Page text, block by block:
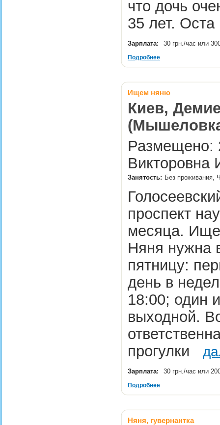
что дочь
35 лет.
Зарплата: 30 грн./час или
Подробнее
Ищем няню
Киев,
Размещено:
Викторовна
Занятость: Без проживания,
проспект
месяца.
Няня нужна
пятницу:
день в
18:00; один
выходной.
прогулки
Зарплата: 30 грн./час или
Подробнее
Няня, гувернантка